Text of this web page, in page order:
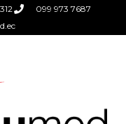
099 973 7687